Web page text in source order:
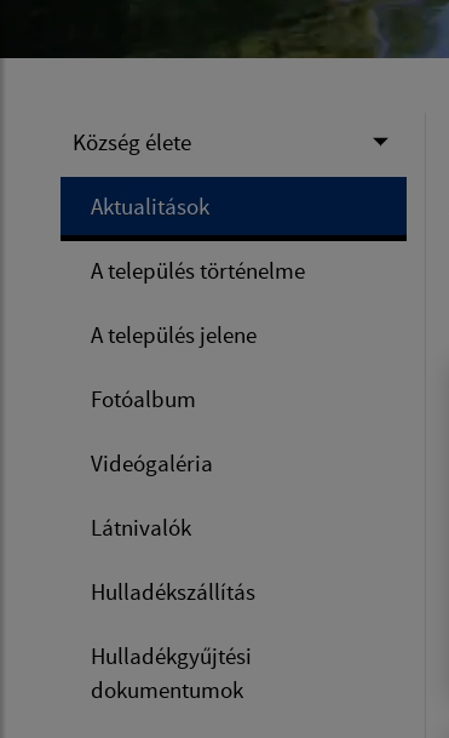
Község élete
Aktualitások
A település történelme
A település jelene
Fotóalbum
Videógaléria
Látnivalók
Hulladékszállítás
Hulladékgyűjtési
dokumentumok